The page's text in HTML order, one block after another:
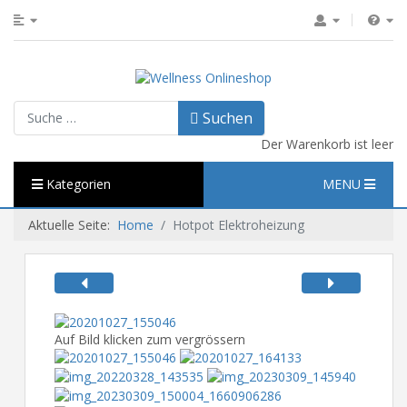
Suchen Suchen
Der Warenkorb ist leer
Kategorien MENU
Aktuelle Seite: Home Hotpot Elektroheizung
Auf Bild klicken zum vergrössern